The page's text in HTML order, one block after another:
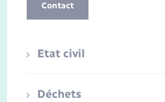
Contact
Etat civil
Déchets